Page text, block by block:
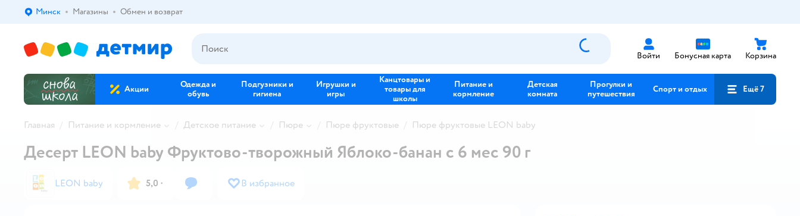
Выбор адреса доставки.
Минск Магазины Обмен и возврат
Войти Бонусная карта Корзина
Акции
Одежда и
обувь
Подгузники и
гигиена
Игрушки и
игры
Канцтовары и
товары для
школы
Питание и
кормление
Детская
комната
Прогулки и
путешествия
Спорт и отдых Ещё 7
Главная Питание и кормление Детское питание Пюре Пюре фруктовые Пюре фруктовые LEON baby
Десерт LEON baby Фруктово-творожный Яблоко-банан с 6 мес 90 г
LEON baby 5,0 · В избранное